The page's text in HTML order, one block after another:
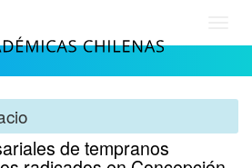
de tempranos